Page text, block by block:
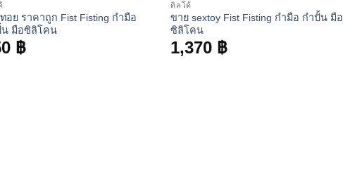
อย ราคาถูก Fist Fisting กำมือ
น มือซิลิโคน
฿
ดิลโด้
ขาย sextoy Fist Fisting กำมือ กำปั้น มือ
ซิลิโคน
1,370 ฿